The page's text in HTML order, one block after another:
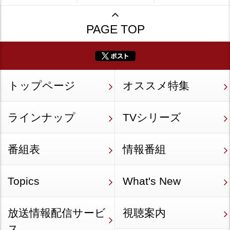
PAGE TOP
トップページ オススメ特集
ラインナップ TVシリーズ
番組表 情報番組
Topics What's New
放送情報配信サービ
視聴案内